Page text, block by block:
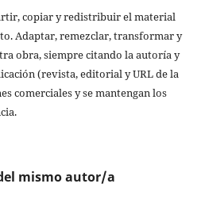
copiar y redistribuir el material
Adaptar, remezclar, transformar y
obra, siempre citando la autoría y
(revista, editorial y URL de la
comerciales y se mantengan los
mismo autor/a